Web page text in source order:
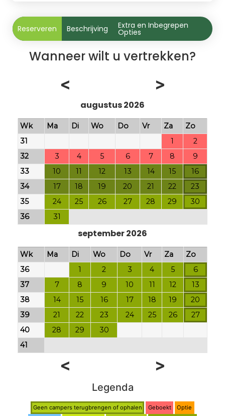
Reserveren Beschrijving Extra en Inbegrepen
Opties
Wanneer wilt u vertrekken?
< >
augustus 2026
Wk Ma Di Wo Do Vr Za
Zo
31
1
2
32
3 4 5 6 7 8
9
33
10 11 12 13 14 15
16
34
17 18 19 20 21 22
23
35
24 25 26 27 28 29
30
36
31
september 2026
Wk Ma Di Wo Do Vr Za
Zo
36
1 2 3 4 5
6
37
7 8 9 10 11 12
13
38
14 15 16 17 18 19
20
39
21 22 23 24 25 26
27
40
28 29
30
41
< >
Legenda
Geen campers terugbrengen of ophalen Geboekt
Optie